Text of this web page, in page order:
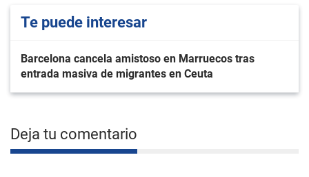
Te puede interesar
Barcelona cancela amistoso en Marruecos tras
entrada masiva de migrantes en Ceuta
Deja tu comentario